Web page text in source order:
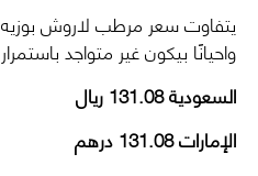
يتفاوت سعر مرطب لاروش بوزيه
واحيانًا بيكون غير متواجد باستمرار
السعودية131.08ريال
الإمارات131.08درهم